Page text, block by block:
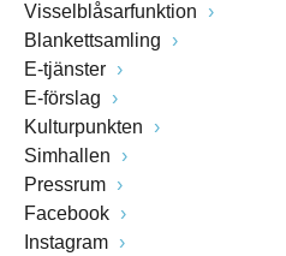
Visselblåsarfunktion
Blankettsamling
E-tjänster
E-förslag
Kulturpunkten
Simhallen
Pressrum
Facebook
Instagram